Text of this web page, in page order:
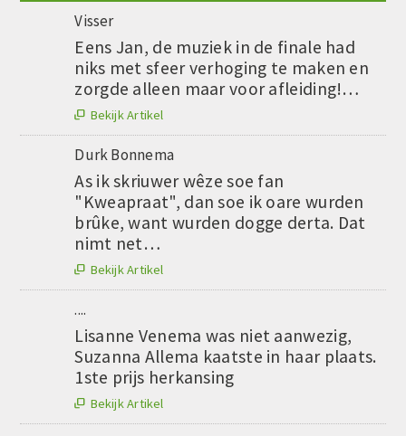
Visser
Eens Jan, de muziek in de finale had
niks met sfeer verhoging te maken en
zorgde alleen maar voor afleiding!…
 Bekijk Artikel
Durk Bonnema
As ik skriuwer wêze soe fan
"Kweapraat", dan soe ik oare wurden
brûke, want wurden dogge derta. Dat
nimt net…
 Bekijk Artikel
....
Lisanne Venema was niet aanwezig,
Suzanna Allema kaatste in haar plaats.
1ste prijs herkansing
 Bekijk Artikel